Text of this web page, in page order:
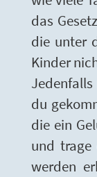
das
die unter
Kinder
Jedenfalls
du
die ein
und
werden